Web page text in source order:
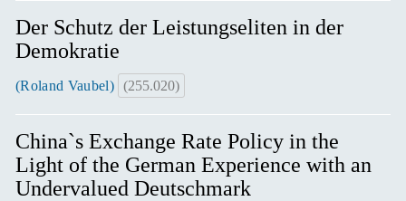
Der Schutz der Leistungseliten in der
Demokratie
(Roland Vaubel) (255.020)
China`s Exchange Rate Policy in the
Light of the German Experience with an
Undervalued Deutschmark